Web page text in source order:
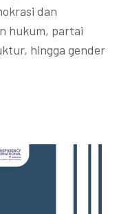
dan
hukum, partai
hingga gender